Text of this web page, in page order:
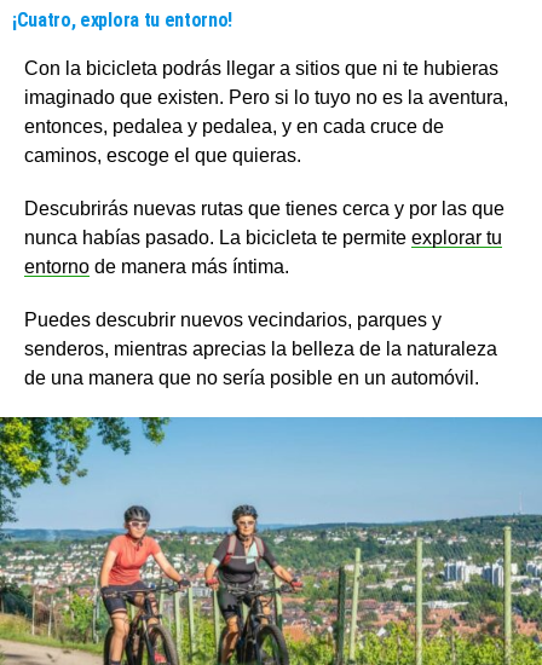
¡Cuatro, explora tu entorno!
Con la bicicleta podrás llegar a sitios que ni te hubieras
imaginado que existen. Pero si lo tuyo no es la aventura,
entonces, pedalea y pedalea, y en cada cruce de
caminos, escoge el que quieras.
Descubrirás nuevas rutas que tienes cerca y por las que
nunca habías pasado. La bicicleta te permite explorar tu
entorno de manera más íntima.
Puedes descubrir nuevos vecindarios, parques y
senderos, mientras aprecias la belleza de la naturaleza
de una manera que no sería posible en un automóvil.